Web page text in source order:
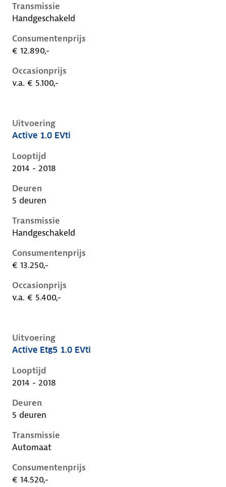
Transmissie
Handgeschakeld
Consumentenprijs
€ 12.890,-
Occasionprijs
v.a. € 5.100,-
Uitvoering
Peugeot 108 i, 1.0 evti, 50 kW, Benzine, 5 deuren
Active 1.0 EVti
Looptijd
2014 - 2018
Deuren
5 deuren
Transmissie
Handgeschakeld
Consumentenprijs
€ 13.250,-
Occasionprijs
v.a. € 5.400,-
Uitvoering
Peugeot 108 i, 1.0 evti, 50 kW, Benzine, 5 deuren
Active Etg5 1.0 EVti
Looptijd
2014 - 2018
Deuren
5 deuren
Transmissie
Automaat
Consumentenprijs
€ 14.520,-